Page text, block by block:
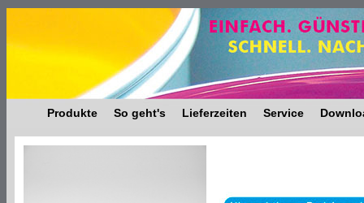
Produkte So geht's Lieferzeiten Service